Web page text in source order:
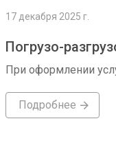
17 декабря 2025 г.
Погрузо-
При оформлении
Подробнее